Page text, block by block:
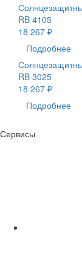
RB 4105
18 267 ₽
Подробнее
RB 3025
18 267 ₽
Подробнее
Сервисы